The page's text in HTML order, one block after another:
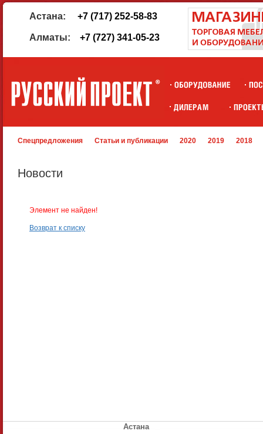
Астана: +7 (717) 252-58-83
Алматы: +7 (727) 341-05-23
Спецпредложения Статьи и публикации 2020 2019 2018
Новости
Элемент не найден!
Возврат к списку
Астана